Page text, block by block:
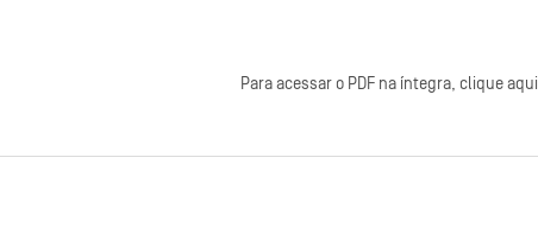
Para acessar o PDF na íntegra, clique aqui.